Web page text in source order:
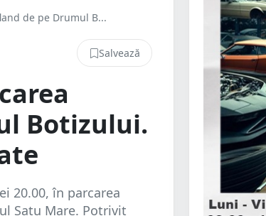
de pe Drumul B...
Salvează
Botizului.
20.00, în parcarea
Satu Mare. Potrivit